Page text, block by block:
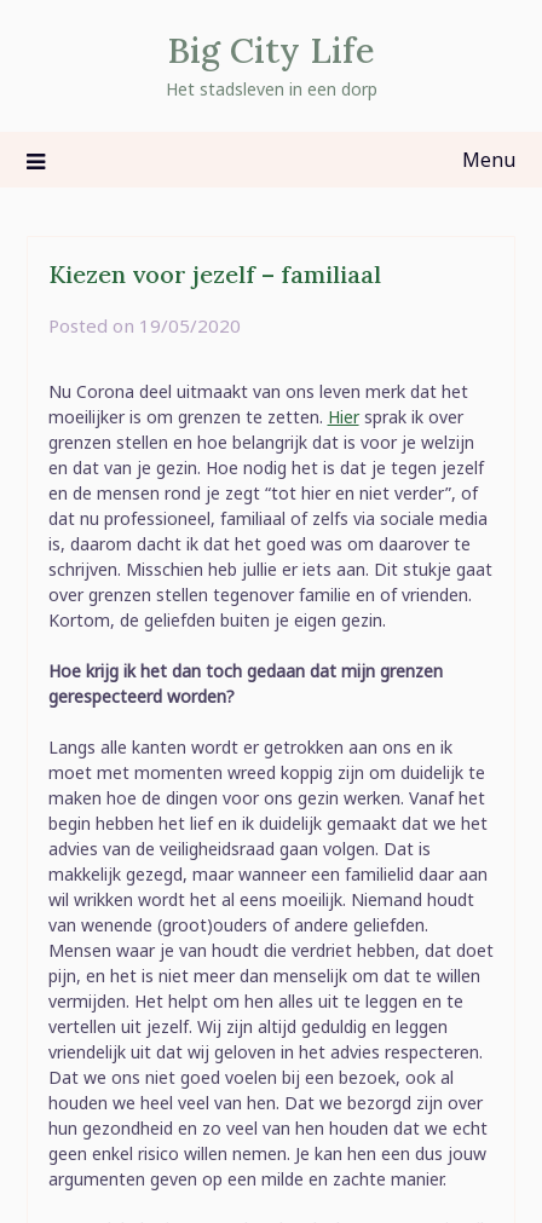
Big City Life
Het stadsleven in een dorp
Menu
Kiezen voor jezelf – familiaal
Posted on 19/05/2020
Nu Corona deel uitmaakt van ons leven merk dat het
moeilijker is om grenzen te zetten. Hiersprak ik over
grenzen stellen en hoe belangrijk dat is voor je welzijn
en dat van je gezin. Hoe nodig het is dat je tegen jezelf
en de mensen rond je zegt “tot hier en niet verder”, of
dat nu professioneel, familiaal of zelfs via sociale media
is, daarom dacht ik dat het goed was om daarover te
schrijven. Misschien heb jullie er iets aan. Dit stukje gaat
over grenzen stellen tegenover familie en of vrienden.
Kortom, de geliefden buiten je eigen gezin.
Hoe krijg ik het dan toch gedaan dat mijn grenzen
gerespecteerd worden?
Langs alle kanten wordt er getrokken aan ons en ik
moet met momenten wreed koppig zijn om duidelijk te
maken hoe de dingen voor ons gezin werken. Vanaf het
begin hebben het lief en ik duidelijk gemaakt dat we het
advies van de veiligheidsraad gaan volgen. Dat is
makkelijk gezegd, maar wanneer een familielid daar aan
wil wrikken wordt het al eens moeilijk. Niemand houdt
van wenende (groot)ouders of andere geliefden.
Mensen waar je van houdt die verdriet hebben, dat doet
pijn, en het is niet meer dan menselijk om dat te willen
vermijden. Het helpt om hen alles uit te leggen en te
vertellen uit jezelf. Wij zijn altijd geduldig en leggen
vriendelijk uit dat wij geloven in het advies respecteren.
Dat we ons niet goed voelen bij een bezoek, ook al
houden we heel veel van hen. Dat we bezorgd zijn over
hun gezondheid en zo veel van hen houden dat we echt
geen enkel risico willen nemen. Je kan hen een dus jouw
argumenten geven op een milde en zachte manier.